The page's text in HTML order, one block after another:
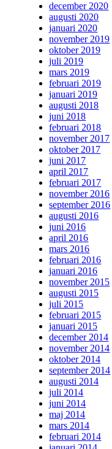
december 2020
augusti 2020
januari 2020
november 2019
oktober 2019
juli 2019
mars 2019
februari 2019
januari 2019
augusti 2018
juni 2018
februari 2018
november 2017
oktober 2017
juni 2017
april 2017
februari 2017
november 2016
september 2016
augusti 2016
juni 2016
april 2016
mars 2016
februari 2016
januari 2016
november 2015
augusti 2015
juli 2015
februari 2015
januari 2015
december 2014
november 2014
oktober 2014
september 2014
augusti 2014
juli 2014
juni 2014
maj 2014
mars 2014
februari 2014